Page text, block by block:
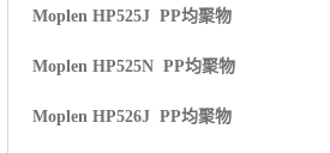
Moplen HP525J PP均聚物
Moplen HP525N PP均聚物
Moplen HP526J PP均聚物